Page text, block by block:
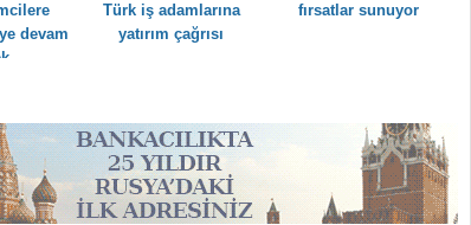
devam
Türk iş adamlarına
yatırım çağrısı
fırsatlar sunuyor